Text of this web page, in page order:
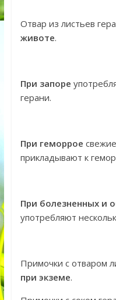
Отвар из листьев
животе.
При запоре
герани.
При геморрое
прикладывают к
При болезненных и
употребляют
Примочки с отваром
при экземе.